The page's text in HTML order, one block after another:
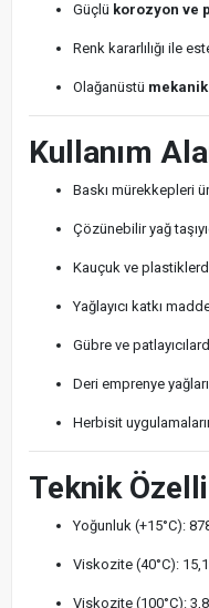
Güçlü korozyon ve
Renk kararlılığı ile
Olağanüstü
Kullanım
Baskı mürekkepleri
Çözünebilir yağ
Kauçuk ve
Yağlayıcı katkı
Gübre ve
Deri emprenye yağları
Herbisit
Teknik
Yoğunluk (+15°C):
Viskozite (40°C):
Viskozite (100°C):